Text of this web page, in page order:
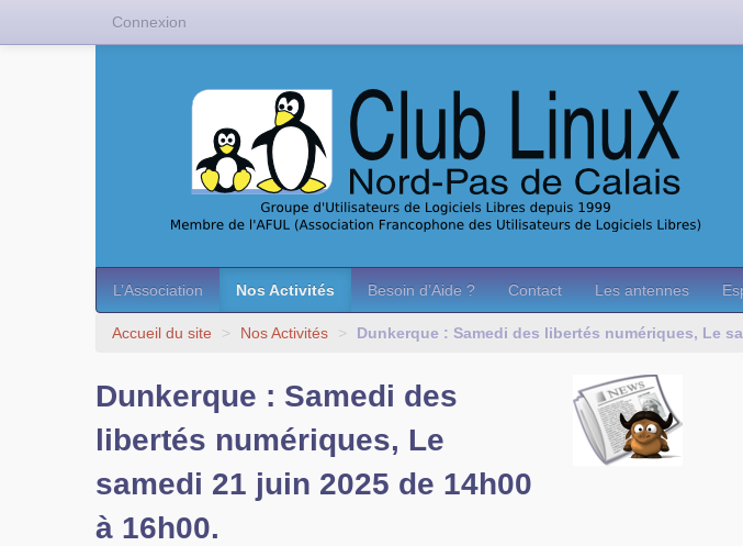
L’Association Nos Activités Besoin d’Aide ? Contact Les antennes
Accueil du site > Nos Activités > Dunkerque : Samedi des libertés numériques, Le
Dunkerque : Samedi des
libertés numériques, Le
samedi 21 juin 2025 de 14h00
à 16h00.
Connexion